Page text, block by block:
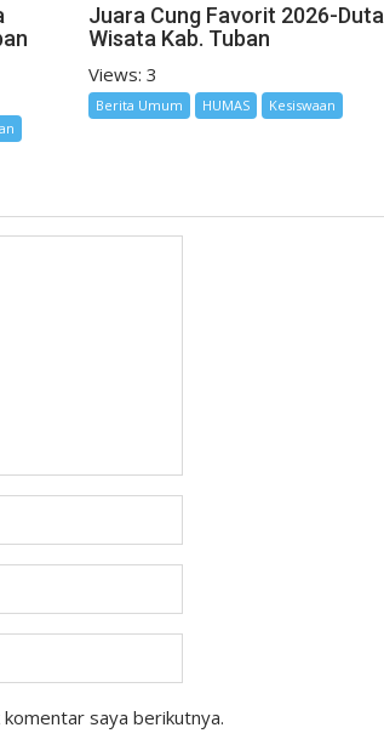
Juara Cung Favorit 2026-Duta
Wisata Kab. Tuban
Views: 3
Berita Umum HUMAS Kesiswaan
saya berikutnya.